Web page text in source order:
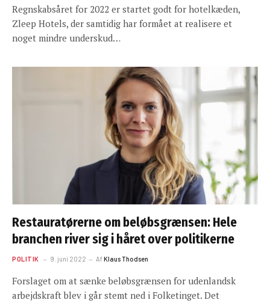
Regnskabsåret for 2022 er startet godt for hotelkæden,
Zleep Hotels, der samtidig har formået at realisere et
noget mindre underskud…
Restauratørerne om beløbsgrænsen: Hele
branchen river sig i håret over politikerne
POLITIK 9. juni 2022 AfKlaus Thodsen
Forslaget om at sænke beløbsgrænsen for udenlandsk
arbejdskraft blev i går stemt ned i Folketinget. Det